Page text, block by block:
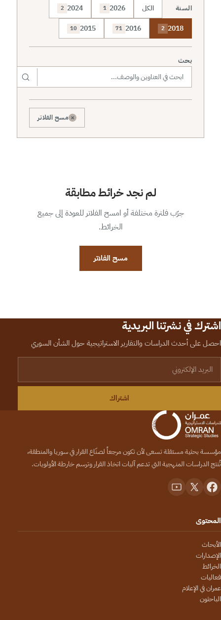
السنة الكل 2026
1
2024
2
2018
2
2016
71
2015
10
بحث
× مسح الفلاتر
لم نجد خرائط مطابقة
جرّب فلترة مختلفة أو امسح الفلاتر للعودة إلى جميع
الخرائط.
مسح الفلاتر
اشترك في نشرتنا البريدية
احصل على أحدث الدراسات والتقارير الاستراتيجية حول الشأن السوري
اشتراك
مؤسسة بحثية مستقلة تسعى لأن تكون مرجعاً لصنّاع القرار في سوريا والمنطقة،
تُنتج الدراسات المنهجية التي تدعم آليات اتخاذ القرار وترسم خارطة الأولويات.
المحتوى
الأبحاث
الإصدارات
الخرائط
فعاليات
عمران في الإعلام
الباحثون